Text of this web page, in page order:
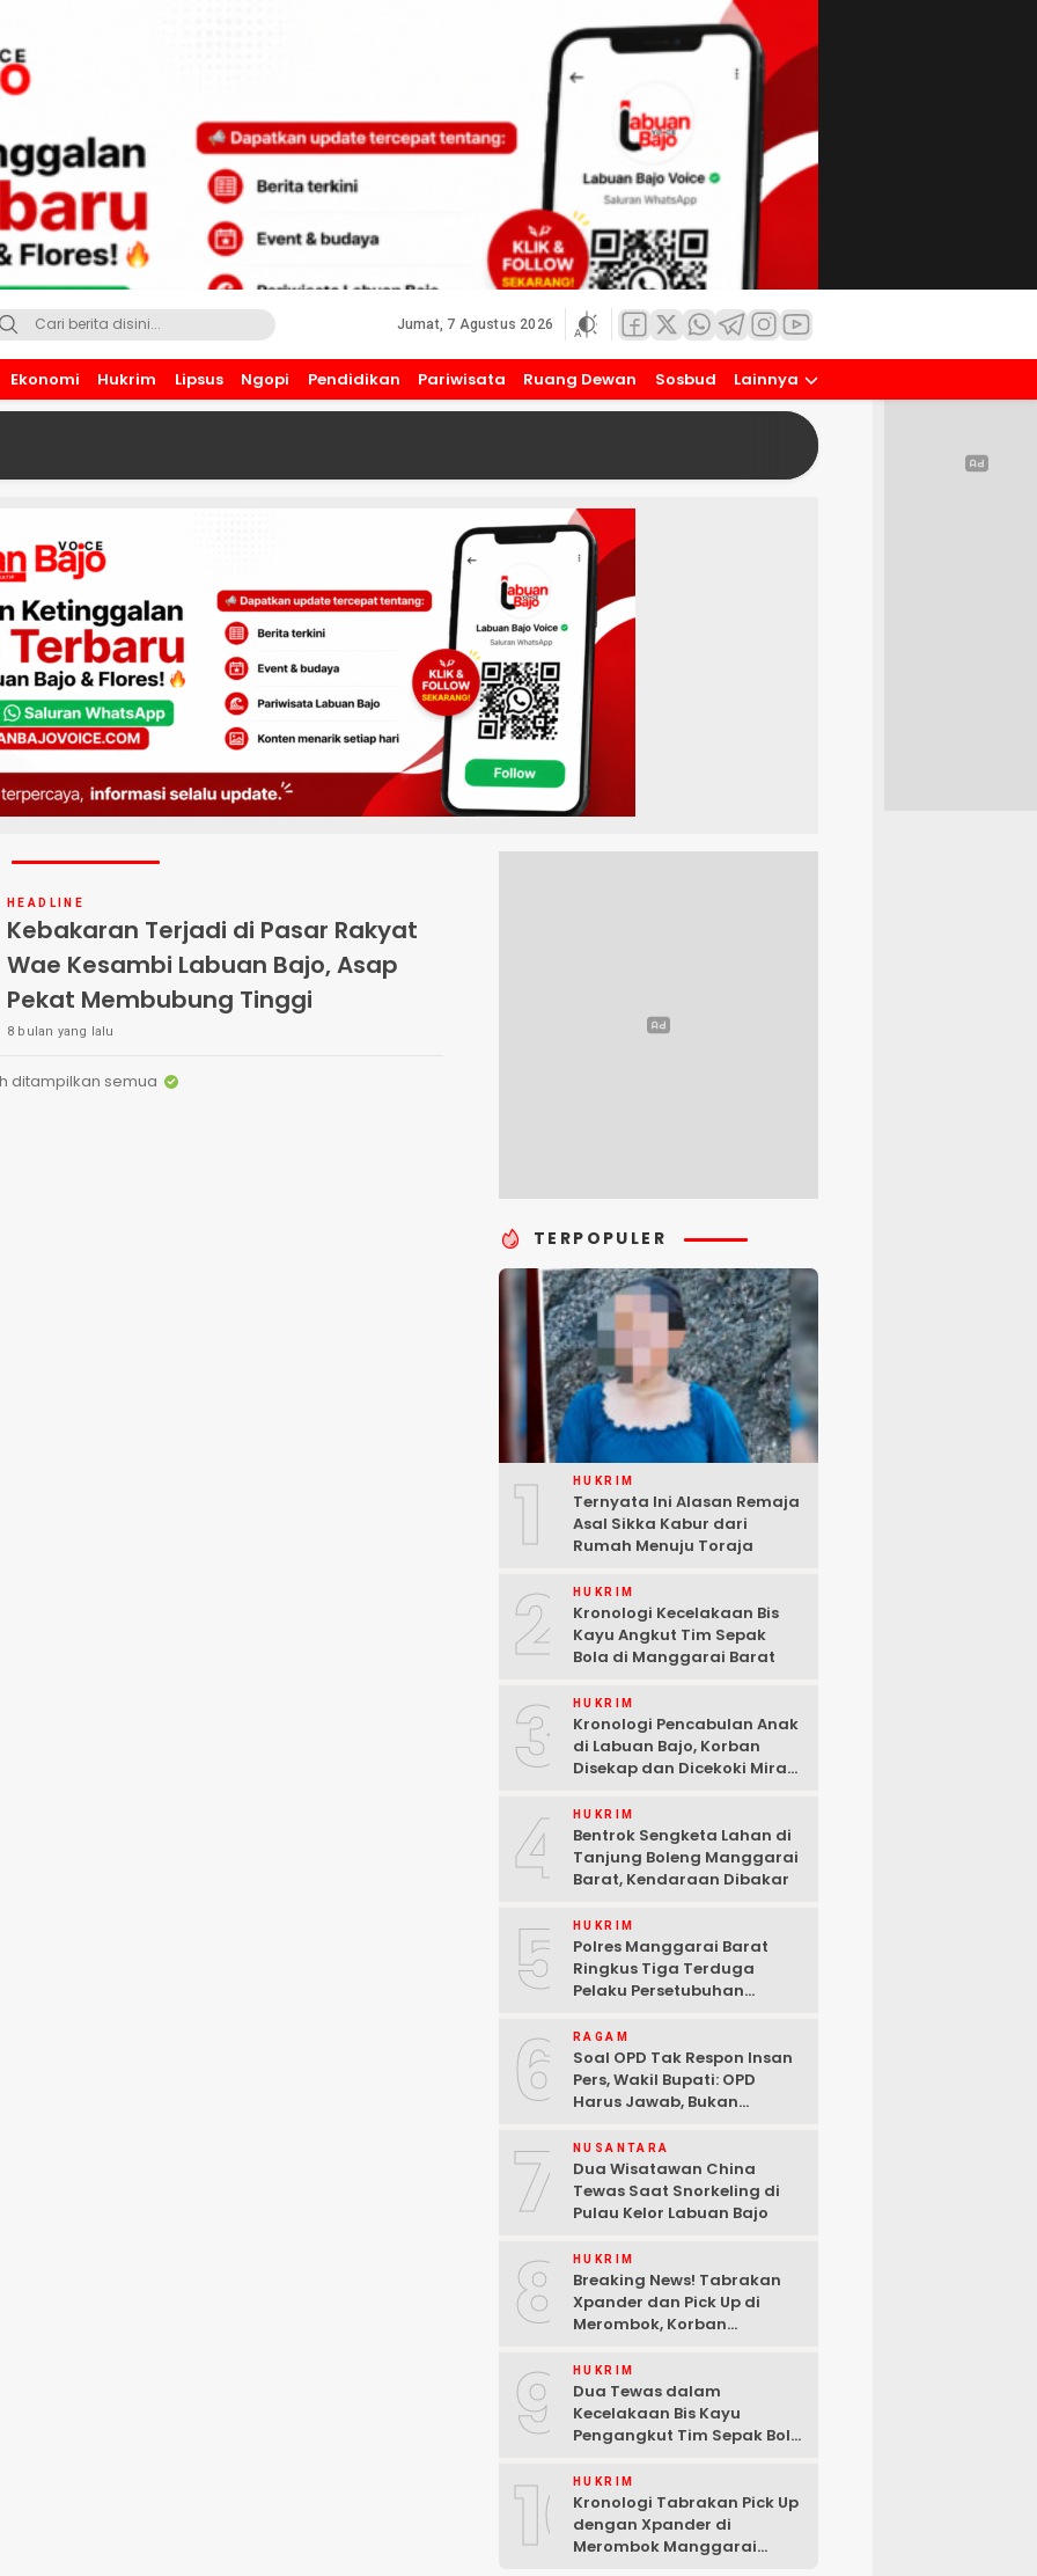
Jumat, 7 Agustus 2026
Ekonomi Hukrim Lipsus Ngopi Pendidikan Pariwisata Ruang Dewan Sosbud Lainnya
HEADLINE
Kebakaran Terjadi di Pasar Rakyat
Wae Kesambi Labuan Bajo, Asap
Pekat Membubung Tinggi
8 bulan yang lalu
ditampilkan semua
TERPOPULER
1 HUKRIM
Ternyata Ini Alasan Remaja
Asal Sikka Kabur dari
Rumah Menuju Toraja
2 HUKRIM
Kronologi Kecelakaan Bis
Kayu Angkut Tim Sepak
Bola di Manggarai Barat
3 HUKRIM
Kronologi Pencabulan Anak
di Labuan Bajo, Korban
Disekap dan Dicekoki Miras,
4 HUKRIM
Bentrok Sengketa Lahan di
Tanjung Boleng Manggarai
Barat, Kendaraan Dibakar
5 HUKRIM
Polres Manggarai Barat
Ringkus Tiga Terduga
Pelaku Persetubuhan
Bajo
6 RAGAM
Soal OPD Tak Respon Insan
Pers, Wakil Bupati: OPD
Harus Jawab, Bukan
7 NUSANTARA
Dua Wisatawan China
Tewas Saat Snorkeling di
Pulau Kelor Labuan Bajo
8 HUKRIM
Breaking News! Tabrakan
Xpander dan Pick Up di
Merombok, Korban
9 HUKRIM
Dua Tewas dalam
Kecelakaan Bis Kayu
Pengangkut Tim Sepak Bola
10HUKRIM
Kronologi Tabrakan Pick Up
dengan Xpander di
Merombok Manggarai